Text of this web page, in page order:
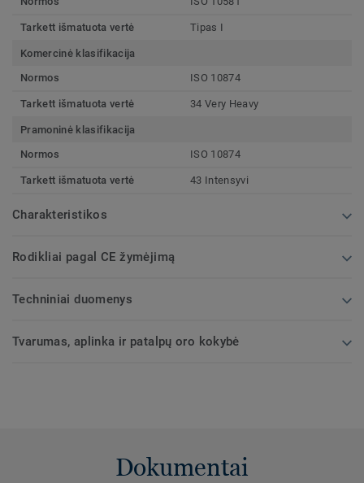
Tarkett išmatuota vertė Tipas I
Komercinė klasifikacija
Normos
ISO 10874
Tarkett išmatuota vertė 34 Very Heavy
Pramoninė klasifikacija
Normos
ISO 10874
Tarkett išmatuota vertė 43 Intensyvi
Charakteristikos
Rodikliai pagal CE žymėjimą
Techniniai duomenys
Tvarumas, aplinka ir patalpų oro kokybė
Dokumentai